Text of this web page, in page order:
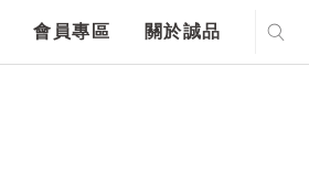
會員專區 關於誠品